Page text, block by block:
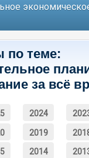
по теме:
за всё
2024
2019
2014